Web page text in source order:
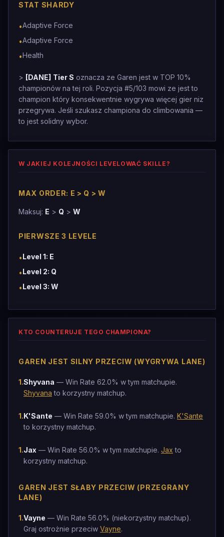
STAT SHARDY
•Adaptive Force
•Adaptive Force
•Health
> [DANE] Tier S oznacza ze Garen jest w TOP 10%
championów na tej roli. Pozycja #5/103 mowi ze jest to
champion który konsekwentnie wygrywa więcej gier niz
przegrywa. Jeśli szukasz championa do climbowania —
to jest solidny wybor.
W JAKIEJ KOLEJNOŚCI LEVELOWAĆ SKILLE?
MAX ORDER: E > Q > W
Maksuj: E > Q > W
PIERWSZE 3 LEVELE
•Level 1: E
•Level 2: Q
•Level 3: W
KTO COUNTERUJE TEGO CHAMPIONA?
GAREN JEST SILNY PRZECIW (WYGRYWA LANE)
1.Shyvana — Win Rate 62.0% w tym matchupie.
Shyvana to korzystny matchup.
1.K'Sante — Win Rate 59.0% w tym matchupie. K'Sante
to korzystny matchup.
1.Jax — Win Rate 56.0% w tym matchupie. Jax to
korzystny matchup.
GAREN JEST SŁABY PRZECIW (PRZEGRANY
LANE)
1.Vayne — Win Rate 56.0% (niekorzystny matchup).
Graj ostrożnie przeciw Vayne.